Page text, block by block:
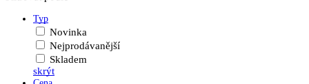
Typ
Novinka
Nejprodávanější
Skladem
skrýt